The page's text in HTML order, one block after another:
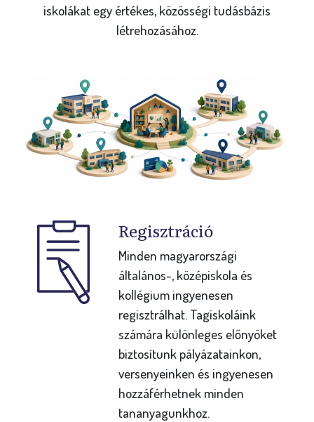
iskolákat egy értékes, közösségi tudásbázis
létrehozásához.
Regisztráció
Minden magyarországi
általános-, középiskola és
kollégium ingyenesen
regisztrálhat. Tagiskoláink
számára különleges előnyöket
biztosítunk pályázatainkon,
versenyeinken és ingyenesen
hozzáférhetnek minden
tananyagunkhoz.